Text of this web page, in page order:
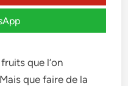
que l’on
que faire de la